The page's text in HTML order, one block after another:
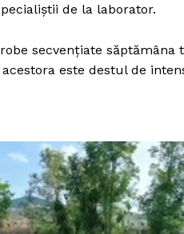
de la laborator.
secvențiate
este destul de